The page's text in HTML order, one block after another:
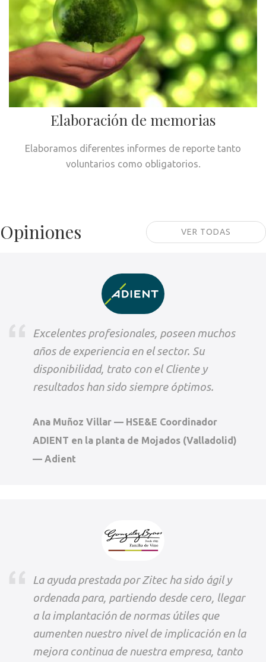
Elaboración de memorias
Elaboramos diferentes informes de reporte tanto
voluntarios como obligatorios.
Opiniones VER TODAS
Excelentes profesionales, poseen muchos
años de experiencia en el sector. Su
disponibilidad, trato con el Cliente y
resultados han sido siempre óptimos.
Ana Muñoz Villar — HSE&E Coordinador
ADIENT en la planta de Mojados (Valladolid)
— Adient
La ayuda prestada por Zitec ha sido ágil y
ordenada para, partiendo desde cero, llegar
a la implantación de normas útiles que
aumenten nuestro nivel de implicación en la
mejora continua de nuestra empresa, tanto